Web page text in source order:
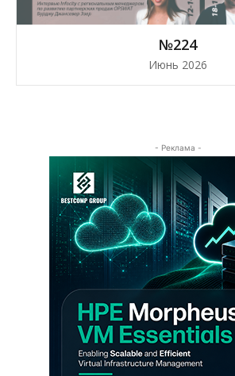
№224
Июнь 2026
- Реклама -